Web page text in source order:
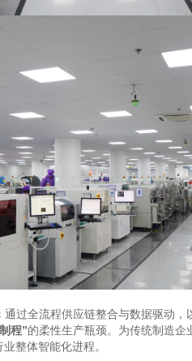
通过全流程供应链整合与数据驱动
程”的柔性生产瓶颈。为传统制造
整体智能化进程。